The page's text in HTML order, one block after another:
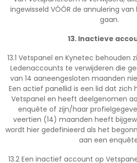
ingewisseld VÓÓR de annulering
gaan.
13. Inactieve
13.1 Vetspanel en Kynetec
Ledenaccounts te verwijderen die
van 14 aaneengesloten maanden
Een actief panellid is een lid dat zich
Vetspanel en heeft deelgenomen
enquête of zijn/haar
veertien (14) maanden heeft
wordt hier gedefinieerd als het
aan een
13.2 Een inactief account op